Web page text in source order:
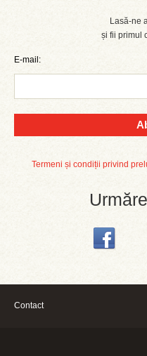
Lasă-ne
și fii primul
E-mail:
Termeni și condiții privind
Contact